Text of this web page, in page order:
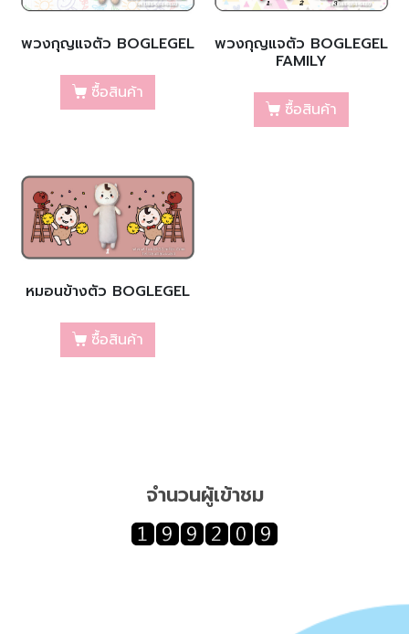
พวงกุญแจตัว BOGLEGEL
ซื้อสินค้า
พวงกุญแจตัว BOGLEGEL
FAMILY
ซื้อสินค้า
หมอนข้างตัว BOGLEGEL
ซื้อสินค้า
จำนวนผู้เข้าชม